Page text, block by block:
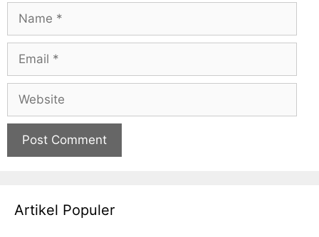
Name
Email
Website
Artikel Populer